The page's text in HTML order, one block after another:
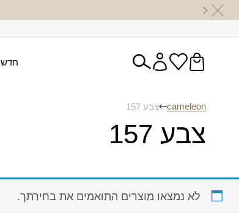
חדש
cameleon צבע 157
צבע 157
לא נמצאו מוצרים התואמים את בחירתך.